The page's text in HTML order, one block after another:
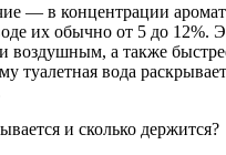
— в концентрации
их обычно от 5 до 12%.
воздушным, а также
туалетная вода
и сколько держится?